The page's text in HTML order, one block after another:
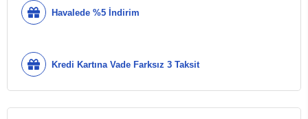
Havalede %5 İndirim
Kredi Kartına Vade Farksız 3 Taksit